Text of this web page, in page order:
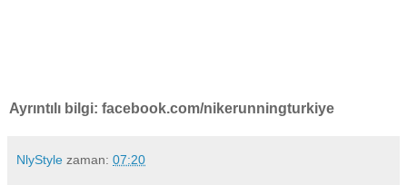
Ayrıntılı bilgi: facebook.com/nikerunningturkiye
NlyStyle zaman: 07:20